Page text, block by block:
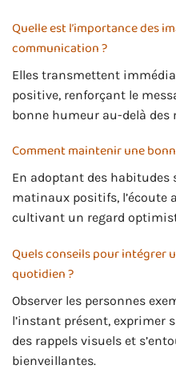
Quelle est l’importance des
communication ?
Elles transmettent
positive, renforçant le
bonne humeur au-delà des
Comment maintenir une
En adoptant des
matinaux positifs, l’écoute
cultivant un regard
Quels conseils pour intégrer
quotidien ?
Observer les personnes
l’instant présent, exprimer
des rappels visuels et
bienveillantes.